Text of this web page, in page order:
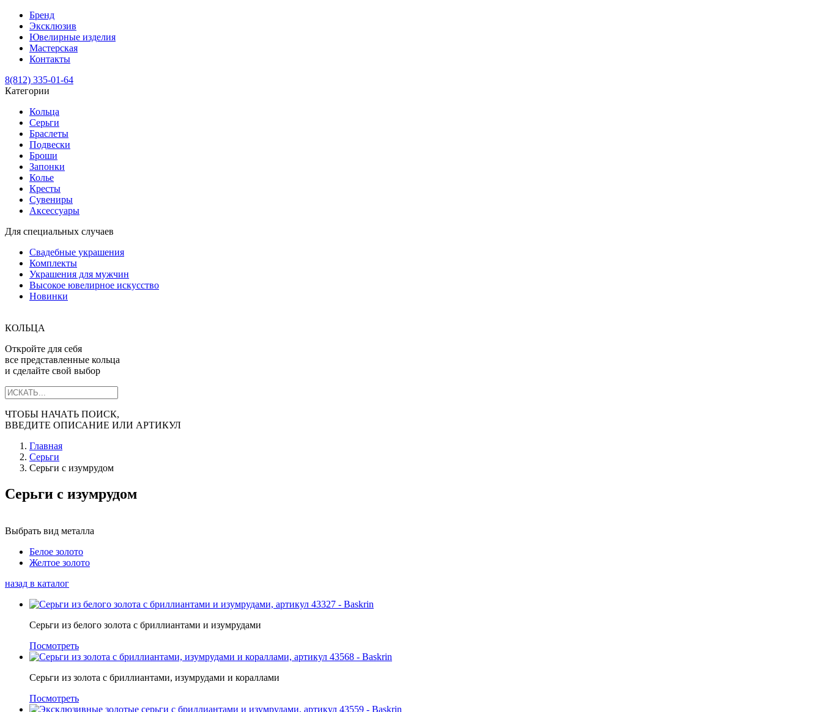
Бренд
Эксклюзив
Ювелирные изделия
Мастерская
Контакты
8(812) 335-01-64
Категории
Кольца
Серьги
Браслеты
Подвески
Броши
Запонки
Колье
Кресты
Сувениры
Аксессуары
Для специальных случаев
Свадебные украшения
Комплекты
Украшения для мужчин
Высокое ювелирное искусство
Новинки
КОЛЬЦА
Откройте для себя
все представленные кольца
и сделайте свой выбор
ЧТОБЫ НАЧАТЬ ПОИСК,
ВВЕДИТЕ ОПИСАНИЕ ИЛИ АРТИКУЛ
Главная
Серьги
Серьги c изумрудом
Серьги c изумрудом
Выбрать вид металла
Белое золото
Желтое золото
назад в каталог
Серьги из белого золота с бриллиантами и изумрудами
Посмотреть
Серьги из золота с бриллиантами, изумрудами и кораллами
Посмотреть